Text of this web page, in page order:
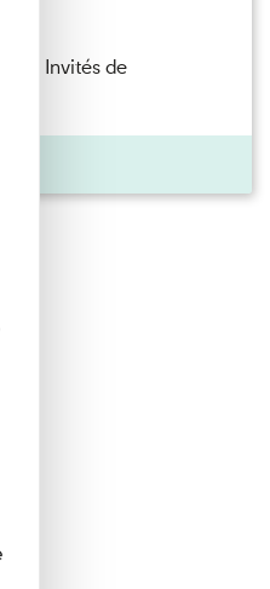
Les Invités de